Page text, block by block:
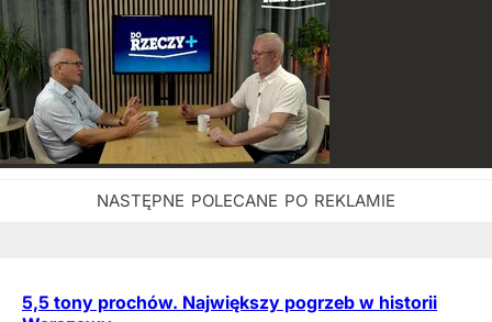
5,5 tony prochów. Największy pogrzeb w historii